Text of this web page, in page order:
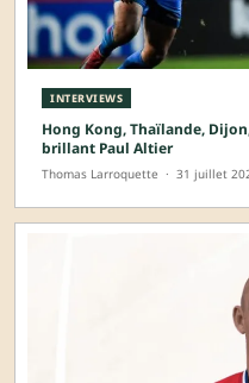
INTERVIEWS
Hong Kong, Thaïlande,
brillant Paul Altier
Thomas Larroquette · 31 juillet